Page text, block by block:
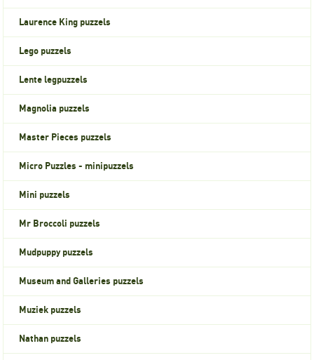
Laurence King puzzels
Lego puzzels
Lente legpuzzels
Magnolia puzzels
Master Pieces puzzels
Micro Puzzles - minipuzzels
Mini puzzels
Mr Broccoli puzzels
Mudpuppy puzzels
Museum and Galleries puzzels
Muziek puzzels
Nathan puzzels